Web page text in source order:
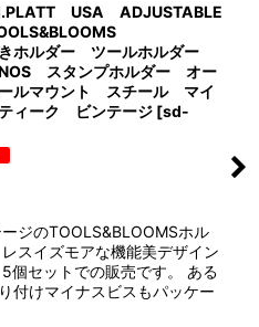
USA ADJUSTABLE
ホルダー ツールホルダー
スタンプホルダー オー
ルマウント スチール マイ
ィーク ビンテージ [sd-
ジのTOOLS&BLOOMSホル
スイズモアな機能美デザイン
個セットでの販売です。 ある
付けマイナスビスもパッケー